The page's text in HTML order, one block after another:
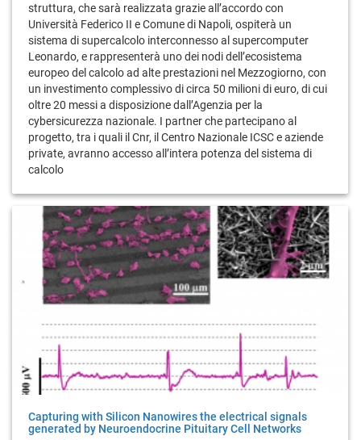
struttura, che sarà realizzata grazie all’accordo con
Università Federico II e Comune di Napoli, ospiterà un
sistema di supercalcolo interconnesso al supercomputer
Leonardo, e rappresenterà uno dei nodi dell’ecosistema
europeo del calcolo ad alte prestazioni nel Mezzogiorno, con
un investimento complessivo di circa 50 milioni di euro, di cui
oltre 20 messi a disposizione dall’Agenzia per la
cybersicurezza nazionale. I partner che partecipano al
progetto, tra i quali il Cnr, il Centro Nazionale ICSC e aziende
private, avranno accesso all’intera potenza del sistema di
calcolo
Capturing with Silicon Nanowires the electrical signals
generated by Neuroendocrine Pituitary Cell Networks